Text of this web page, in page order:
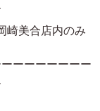
崎美合店内のみ
ーーーーーーー